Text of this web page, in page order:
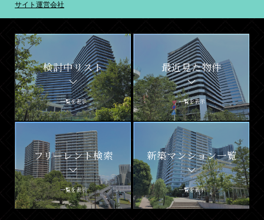
サイト運営会社
検討中リスト
一覧を表示
最近見た物件
一覧を表示
フリーレント検索
一覧を表示
新築マンション一覧
一覧を表示